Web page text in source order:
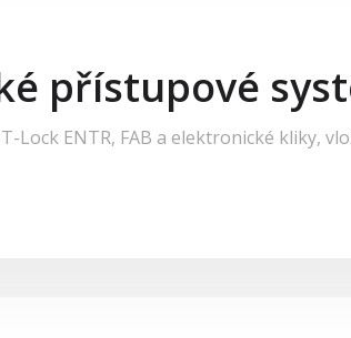
přístupové
Lock ENTR, FAB a elektronické kliky,